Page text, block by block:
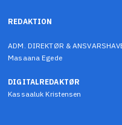
REDAKTION
ADM. DIREKTØR &
Masaana Egede
DIGITALREDAKTØR
Kassaaluk Kristensen